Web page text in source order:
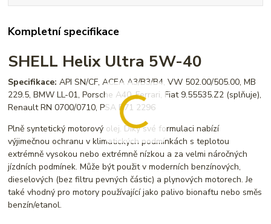
Kompletní specifikace
SHELL Helix Ultra 5W-40
Specifikace: API SN/CF, ACEA A3/B3/B4, VW 502.00/505.00, MB
229.5, BMW LL-01, Porsche A40, Ferrari, Fiat 9.55535.Z2 (splňuje),
Renault RN 0700/0710, PSA B71 2296
Plně syntetický motorový olej. Díky své formulaci nabízí
výjimečnou ochranu v klimatických podmínkách s teplotou
extrémně vysokou nebo extrémně nízkou a za velmi náročných
jízdních podmínek. Může být použit v moderních benzínových,
dieselových (bez filtru pevných částic) a plynových motorech. Je
také vhodný pro motory používající jako palivo bionaftu nebo směs
benzín/etanol.